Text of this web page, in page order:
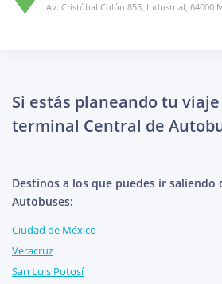
Av. Cristóbal Colón 855, Industrial, 64000
Si estás planeando tu
terminal Central de
Destinos a los que puedes ir saliendo
Autobuses:
Ciudad de México
Veracruz
San Luis Potosí